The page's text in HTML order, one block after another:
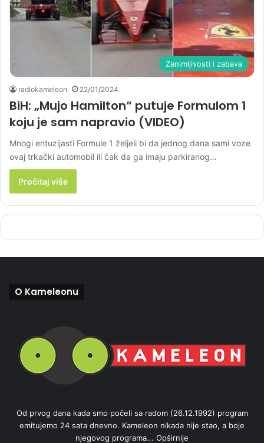
Zanimljivosti i zabava
radiokameleon 22/01/2024
BiH: „Mujo Hamilton“ putuje Formulom 1
koju je sam napravio (VIDEO)
Mnogi entuzijasti Formule 1 željeli bi da jednog dana sami voze
ovaj trkački automobil ili čak da ga imaju parkiranog…
Pročitaj više
O Kameleonu
Od prvog dana kada smo počeli sa radom (26.12.1992) program
emitujemo 24 sata dnevno. Kameleon nikada nije stao, a boje
njegovog programa... Opširnije